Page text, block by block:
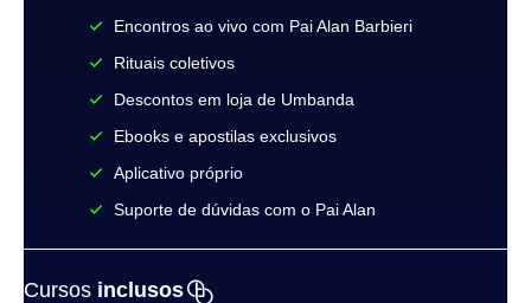
Encontros ao vivo com Pai Alan Barbieri
Rituais coletivos
Descontos em loja de Umbanda
Ebooks e apostilas exclusivos
Aplicativo próprio​
Suporte de dúvidas com o Pai Alan
Cursos inclusos